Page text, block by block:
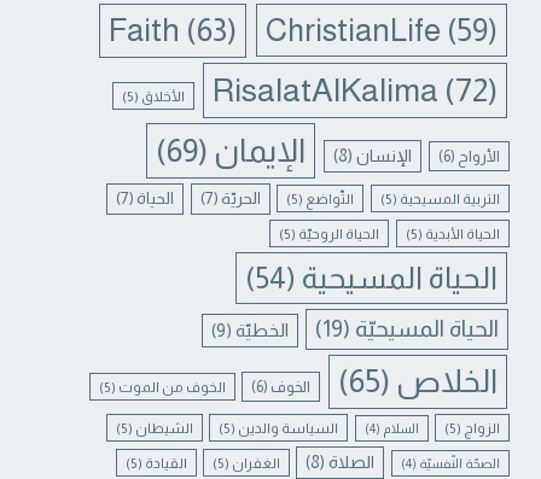
ChristianLife (59)
Faith (63)
RisalatAlKalima (72) الأخلاق (5)
الأرواح (6) الإنسان(8) الإيمان (69)
التربية المسيحية (5) التّواضع (5) الحريّة (7) الحياة (7)
الحياة الأبدية (5) الحياة الروحيّة (5)
الحياة المسيحية (54)
الحياة المسيحيّة (19) الخطيّة (9)
الخلاص (65) الخوف (6) الخوف من الموت (5)
الزواج (5) السلام (4) السياسة والدين (5) الشيطان (5)
الصحّة النّفسيّة (4) الصلاة(8) الغفران (5) القيادة (5)